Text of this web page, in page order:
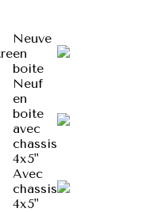
Neuve
en
boite
Neuf
en
boite
avec
chassis
4x5"
Avec
chassis
4x5"